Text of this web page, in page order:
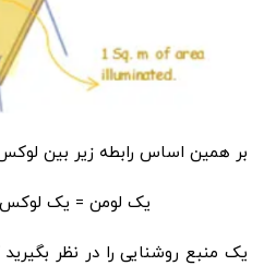
بر همین اساس رابطه زیر بین
یک لومن = یک لوکس
یک منبع روشنایی را در نظر